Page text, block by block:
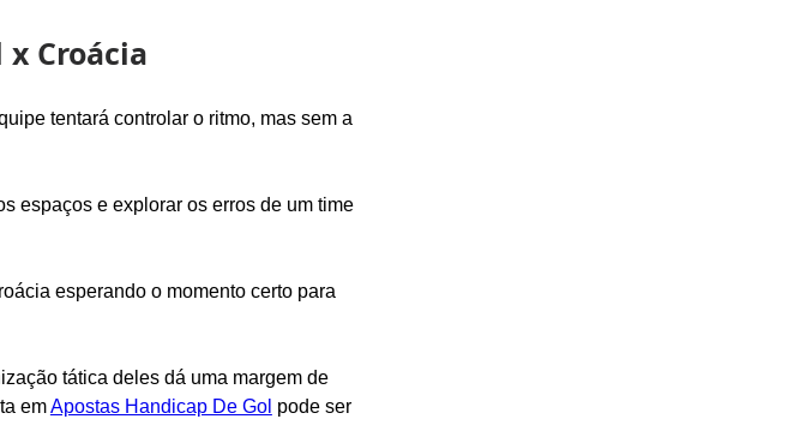
Croácia
tentará controlar o ritmo, mas sem a
espaços e explorar os erros de um time
esperando o momento certo para
tática deles dá uma margem de
em Apostas Handicap De Gol pode ser